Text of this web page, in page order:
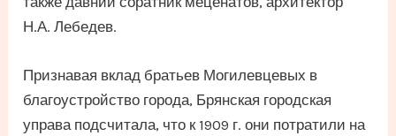
Н.А. Лебедев.
Признавая вклад братьев Могилевцевых в
благоустройство города, Брянская городская
управа подсчитала, что к 1909 г. они потратили на